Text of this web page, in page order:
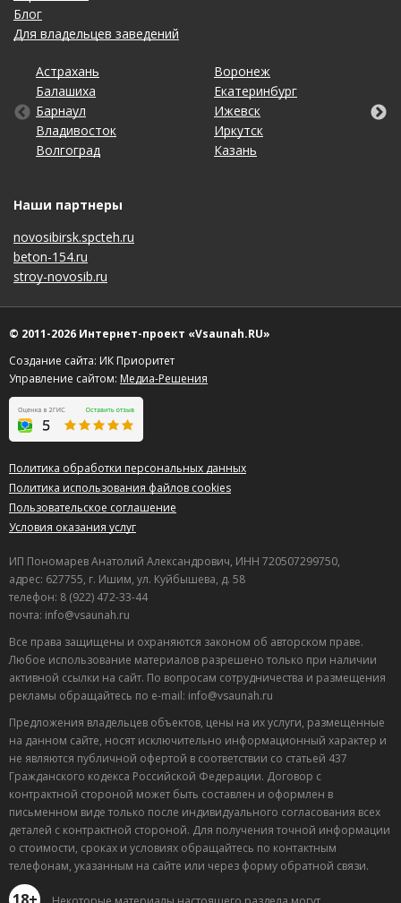
Блог
Для владельцев заведений
Астрахань
Балашиха
Барнаул
Владивосток
Волгоград
Воронеж
Екатеринбург
Ижевск
Иркутск
Казань
Калининград
Кемерово
Киров
Краснодар
Красноярск
Липецк
Махачкала
Москва
Набережные Челны
Нижний Новгород
Омск
Оренбург
Пенза
Пермь
Ростов-на-Дону
Рязань
Самара
Санкт-Петербург
Саратов
Ставрополь
Тольятти
Томск
Тула
Тюмень
Ульяновск
Уфа
Хабаровск
Чебоксары
Челябинск
Ярославль
Наши партнеры
novosibirsk.spcteh.ru
beton-154.ru
stroy-novosib.ru
© 2011-2026 Интернет-проект «Vsaunah.RU»
Создание сайта: ИК Приоритет
Управление сайтом: Медиа-Решения
Политика обработки персональных данных
Политика использования файлов cookies
Пользовательское соглашение
Условия оказания услуг
ИП Пономарев Анатолий Александрович, ИНН 720507299750,
адрес: 627755, г. Ишим, ул. Куйбышева, д. 58
телефон: 8 (922) 472-33-44
почта: info@vsaunah.ru
Все права защищены и охраняются законом об авторском праве.
Любое использование материалов разрешено только при наличии
активной ссылки на сайт. По вопросам сотрудничества и размещения
рекламы обращайтесь по e-mail: info@vsaunah.ru
Предложения владельцев объектов, цены на их услуги, размещенные
на данном сайте, носят исключительно информационный характер и
не являются публичной офертой в соответствии со статьей 437
Гражданского кодекса Российской Федерации. Договор с
контрактной стороной может быть составлен и оформлен в
письменном виде только после индивидуального согласования всех
деталей с контрактной стороной. Для получения точной информации
о стоимости, сроках и условиях обращайтесь по контактным
телефонам, указанным на сайте или через форму обратной связи.